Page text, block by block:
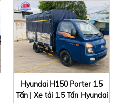
Hyundai H150 Porter 1.5
Tấn | Xe tải 1.5 Tấn Hyundai